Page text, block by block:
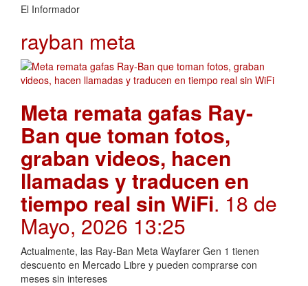
El Informador
rayban meta
Meta remata gafas Ray-
Ban que toman fotos,
graban videos, hacen
llamadas y traducen en
tiempo real sin WiFi. 18 de
Mayo, 2026 13:25
Actualmente, las Ray-Ban Meta Wayfarer Gen 1 tienen
descuento en Mercado Libre y pueden comprarse con
meses sin intereses